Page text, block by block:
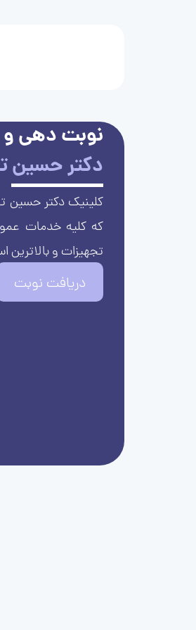
نوبت دهی و
دکتر حسین
کلینیک دکتر حسین
که کلیه خدمات
تجهیزات و بالاترین
دریافت نوبت